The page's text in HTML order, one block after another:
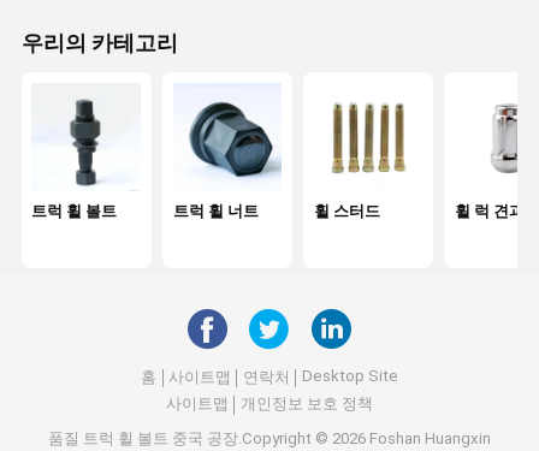
바퀴 균형 무게
센터 베어링
나사 및 너트
하드웨어 툴
우리의 카테고리
트럭 휠 볼트 트럭 휠 너트 휠 스터드 휠 럭 견과류
홈 사이트맵 연락처
Desktop Site
사이트맵
개인정보 보호 정책
품질 트럭 휠 볼트 중국 공장.Copyright © 2026 Foshan Huangxin